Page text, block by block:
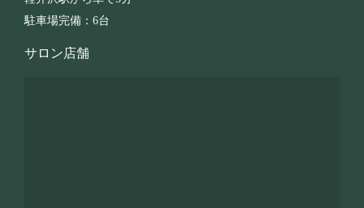
駐車場完備：6台
サロン店舗